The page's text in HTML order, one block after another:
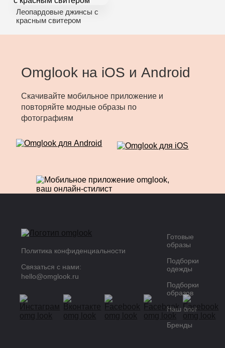
Леопардовые джинсы с
красным свитером
Omglook на iOS и Android
Скачивайте мобильное приложение и
повторяйте модные образы по
фотографиям
Политика конфиденциальности
Связаться с нами:
hello@omglook.ru
Готовые
образы
Подборки
одежды
Подборки
образов
Наш блог
Бренды